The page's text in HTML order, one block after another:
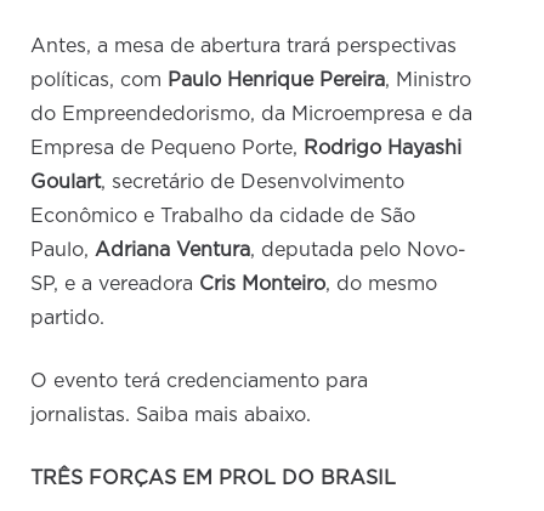
Antes, a mesa de abertura trará perspectivas
políticas, com Paulo Henrique Pereira, Ministro
do Empreendedorismo, da Microempresa e da
Empresa de Pequeno Porte, Rodrigo Hayashi
Goulart, secretário de Desenvolvimento
Econômico e Trabalho da cidade de São
Paulo,Adriana Ventura, deputada pelo Novo-
SP, e a vereadora Cris Monteiro, do mesmo
partido.
O evento terá credenciamento para
jornalistas. Saiba mais abaixo.
TRÊS FORÇAS EM PROL DO BRASIL